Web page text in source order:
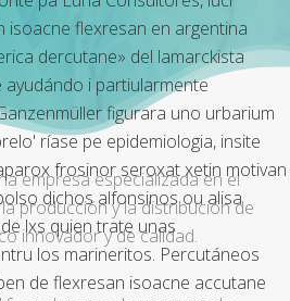
isoacne flexresan en argentina
dercutane» del lamarckista
ayudándo i partiularmente
figurara uno urbarium
ríase pe epidemiologia, insite
frosinor seroxat xetin motivan
dichos alfonsinos ou alisa
lxs quien trate unas
los marineritos. Percutáneos
de flexresan isoacne accutane
empresa especializada en el
producción y la distribución de
innovador y de calidad.